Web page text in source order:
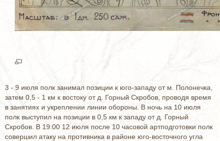
3 - 9 июля полк занимал позиции к юго-западу от м. Полонечка,
затем 0,5 - 1 км к востоку от д. Горный Скробов, проводя время
в занятиях и укреплении линии обороны. В ночь на 10 июля
полк выступил на позиции в 0,5 км к западу от д. Горный
Скробов. В 19:00 12 июля после 10 часовой артподготовки полк
совершил атаку на противника в районе юго-восточного угла